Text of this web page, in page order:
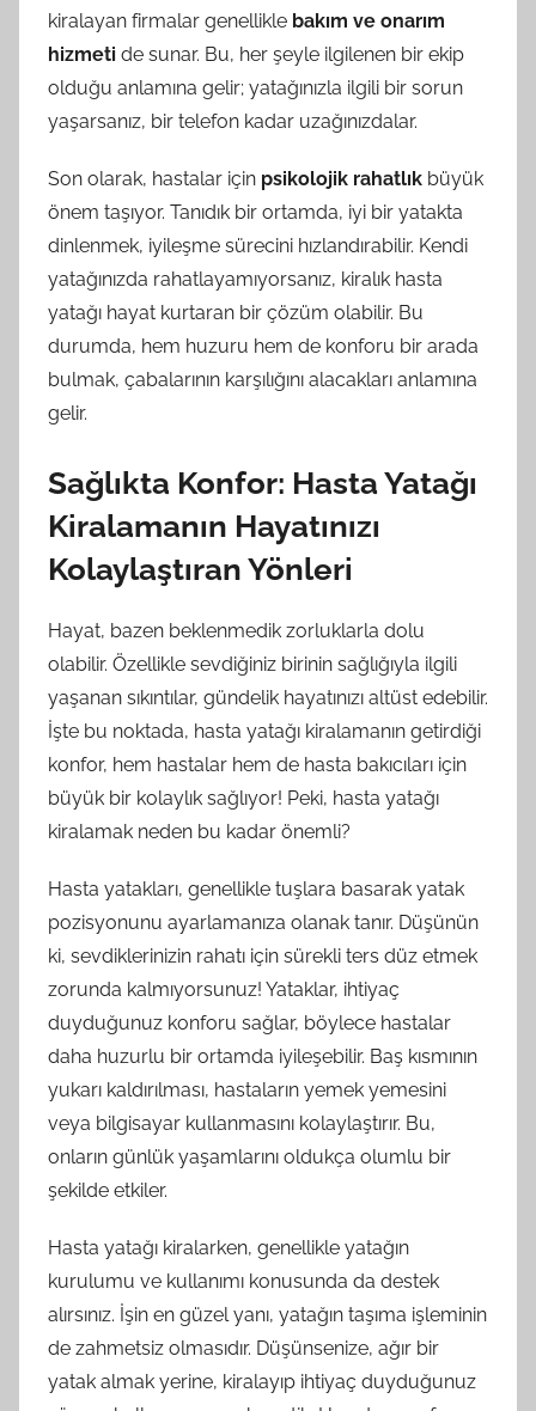
kiralayan firmalar genellikle bakım ve onarım
hizmeti de sunar. Bu, her şeyle ilgilenen bir ekip
olduğu anlamına gelir; yatağınızla ilgili bir sorun
yaşarsanız, bir telefon kadar uzağınızdalar.
Son olarak, hastalar için psikolojik rahatlık büyük
önem taşıyor. Tanıdık bir ortamda, iyi bir yatakta
dinlenmek, iyileşme sürecini hızlandırabilir. Kendi
yatağınızda rahatlayamıyorsanız, kiralık hasta
yatağı hayat kurtaran bir çözüm olabilir. Bu
durumda, hem huzuru hem de konforu bir arada
bulmak, çabalarının karşılığını alacakları anlamına
gelir.
Sağlıkta Konfor: Hasta Yatağı
Kiralamanın Hayatınızı
Kolaylaştıran Yönleri
Hayat, bazen beklenmedik zorluklarla dolu
olabilir. Özellikle sevdiğiniz birinin sağlığıyla ilgili
yaşanan sıkıntılar, gündelik hayatınızı altüst edebilir.
İşte bu noktada, hasta yatağı kiralamanın getirdiği
konfor, hem hastalar hem de hasta bakıcıları için
büyük bir kolaylık sağlıyor! Peki, hasta yatağı
kiralamak neden bu kadar önemli?
Hasta yatakları, genellikle tuşlara basarak yatak
pozisyonunu ayarlamanıza olanak tanır. Düşünün
ki, sevdiklerinizin rahatı için sürekli ters düz etmek
zorunda kalmıyorsunuz! Yataklar, ihtiyaç
duyduğunuz konforu sağlar, böylece hastalar
daha huzurlu bir ortamda iyileşebilir. Baş kısmının
yukarı kaldırılması, hastaların yemek yemesini
veya bilgisayar kullanmasını kolaylaştırır. Bu,
onların günlük yaşamlarını oldukça olumlu bir
şekilde etkiler.
Hasta yatağı kiralarken, genellikle yatağın
kurulumu ve kullanımı konusunda da destek
alırsınız. İşin en güzel yanı, yatağın taşıma işleminin
de zahmetsiz olmasıdır. Düşünsenize, ağır bir
yatak almak yerine, kiralayıp ihtiyaç duyduğunuz